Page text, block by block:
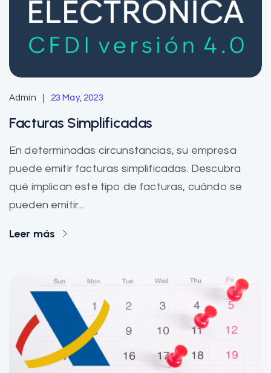
Admin 23 May, 2023
Facturas Simplificadas
En determinadas circunstancias, su empresa
puede emitir facturas simplificadas. Descubra
qué implican este tipo de facturas, cuándo se
pueden emitir...
Leer más